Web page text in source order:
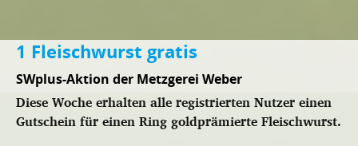
1 Fleischwurst gratis
SWplus-Aktion der Metzgerei Weber
Diese Woche erhalten alle registrierten Nutzer einen
Gutschein für einen Ring goldprämierte Fleischwurst.